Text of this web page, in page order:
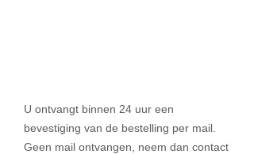
U ontvangt binnen 24 uur een
bevestiging van de bestelling per mail.
Geen mail ontvangen, neem dan contact